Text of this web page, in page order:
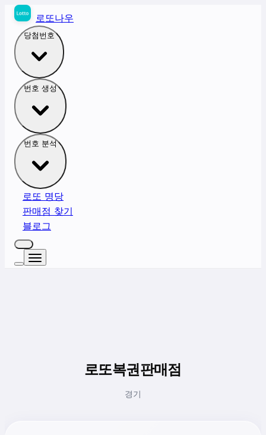
로또나우
당첨번호
번호 생성
번호 분석
로또 명당
판매점 찾기
블로그
로또복권판매점
경기